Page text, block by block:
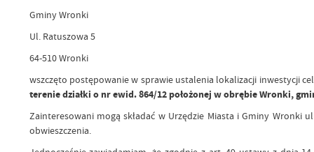
Gminy Wronki
Ul. Ratuszowa 5
64-510 Wronki
wszczęto postępowanie w sprawie ustalenia lokalizacji inwestycji
terenie działki o nr ewid. 864/12 położonej w obrębie Wronki,
Zainteresowani mogą składać w Urzędzie Miasta i Gminy
obwieszczenia.